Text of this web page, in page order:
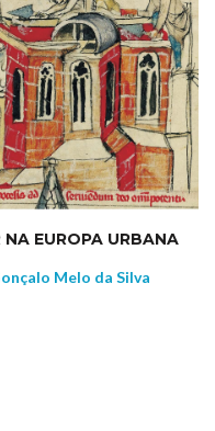
NA EUROPA URBANA
Melo da Silva